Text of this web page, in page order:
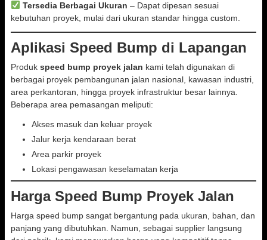
Tersedia Berbagai Ukuran – Dapat dipesan sesuai
kebutuhan proyek, mulai dari ukuran standar hingga custom.
Aplikasi Speed Bump di Lapangan
Produk speed bump proyek jalan kami telah digunakan di
berbagai proyek pembangunan jalan nasional, kawasan industri,
area perkantoran, hingga proyek infrastruktur besar lainnya.
Beberapa area pemasangan meliputi:
Akses masuk dan keluar proyek
Jalur kerja kendaraan berat
Area parkir proyek
Lokasi pengawasan keselamatan kerja
Harga Speed Bump Proyek Jalan
Harga speed bump sangat bergantung pada ukuran, bahan, dan
panjang yang dibutuhkan. Namun, sebagai supplier langsung